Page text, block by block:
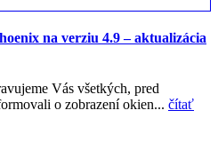
na verziu 4.9 – aktualizácia
Vás všetkých, pred
o zobrazení okien... čítať